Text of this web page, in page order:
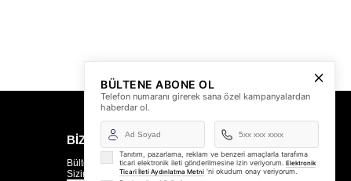
BİZDEN HABERLER
Bültenimize Üye Olun ! Tüm İndirim ve Fırsatlardan İlk
Sizin Haberiniz Olsun !
BÜLTENE ABONE OL
Telefon numaranı girerek sana özel kampanyalardan
haberdar ol.
Tanıtım, pazarlama, reklam ve benzeri amaçlarla tarafıma
ticari elektronik ileti gönderilmesine izin veriyorum. Elektronik
Ticari İleti Aydınlatma Metni 'ni okudum onay veriyorum.